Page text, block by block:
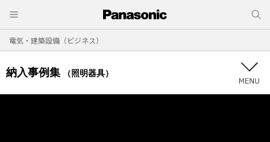
電気・建築設備（ビジネス）
納入事例集 （照明器具）